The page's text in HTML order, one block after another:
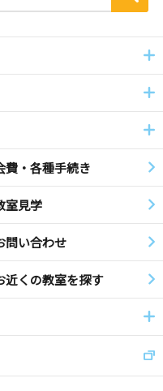
費・各種手続き
室見学
問い合わせ
近くの教室を探す